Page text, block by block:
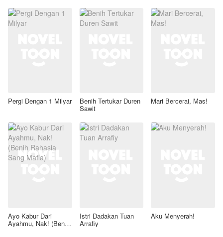
Pergi Dengan 1 Milyar Benih Tertukar Duren
Sawit
Mari Bercerai, Mas!
Ayo Kabur Dari
Ayahmu, Nak! (Benih
Istri Dadakan Tuan
Arrafiy
Aku Menyerah!